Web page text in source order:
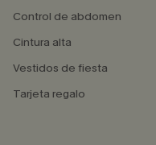
Control de abdomen
Cintura alta
Vestidos de fiesta
Tarjeta regalo